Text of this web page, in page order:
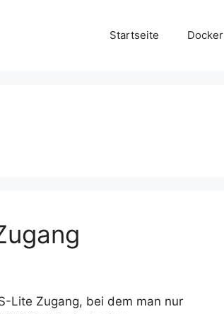
Startseite Docker
Lite Zugang, bei dem man nur